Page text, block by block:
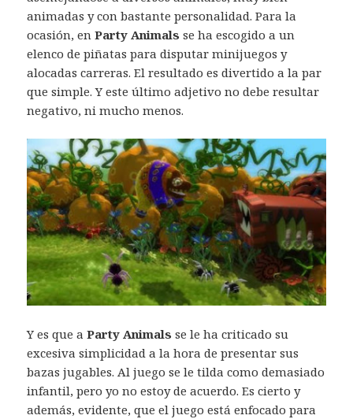
animadas y con bastante personalidad. Para la
ocasión, enParty Animals se ha escogido a un
elenco de piñatas para disputar minijuegos y
alocadas carreras. El resultado es divertido a la par
que simple. Y este último adjetivo no debe resultar
negativo, ni mucho menos.
Y es que aParty Animals se le ha criticado su
excesiva simplicidad a la hora de presentar sus
bazas jugables. Al juego se le tilda como demasiado
infantil, pero yo no estoy de acuerdo. Es cierto y
además, evidente, que el juego está enfocado para